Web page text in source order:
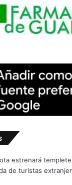
estrenará
de turistas